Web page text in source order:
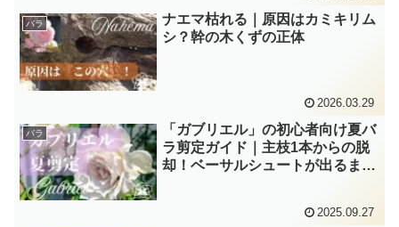
バラ
ナエマ枯れる｜原因はカミキリム
シ？幹の木くずの正体
2026.03.29
バラ
「ガブリエル」の初心者向け夏バ
ラ剪定ガイド｜主枝1本からの脱
却！ベーサルシュートが出るまで
2025.09.27